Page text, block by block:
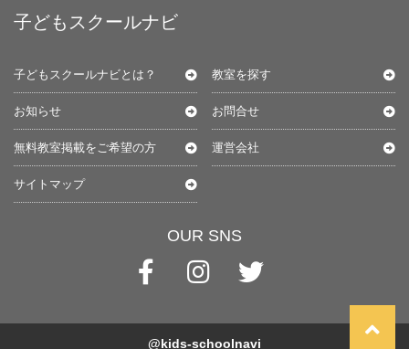
子どもスクールナビ
子どもスクールナビとは？ 教室を探す
お知らせ お問合せ
無料教室掲載をご希望の方 運営会社
サイトマップ
OUR SNS
@kids-schoolnavi